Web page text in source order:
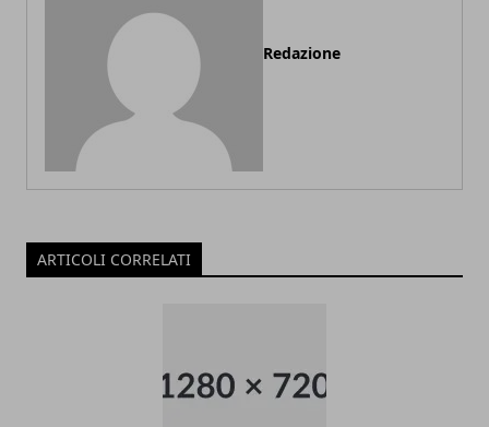
Redazione
ARTICOLI CORRELATI